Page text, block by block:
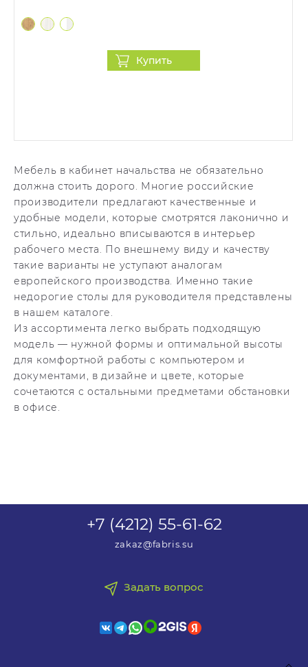
Купить
Мебель в кабинет начальства не обязательно
должна стоить дорого. Многие российские
производители предлагают качественные и
удобные модели, которые смотрятся лаконично и
стильно, идеально вписываются в интерьер
рабочего места. По внешнему виду и качеству
такие варианты не уступают аналогам
европейского производства. Именно такие
недорогие столы для руководителя представлены
в нашем каталоге.
Из ассортимента легко выбрать подходящую
модель — нужной формы и оптимальной высоты
для комфортной работы с компьютером и
документами, в дизайне и цвете, которые
сочетаются с остальными предметами обстановки
в офисе.
+7 (4212) 55-61-62
zakaz@fabris.su
Задать вопрос